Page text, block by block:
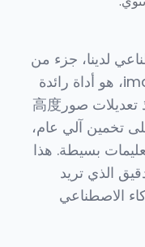
لدينا، جزء من
مجموعة image2image.ai، هو أداة رائدة
تفسر الأوامر النصية لتنفيذ تعديلات صور高度
تخمين آلي عام،
بسيطة. هذا
الذي تريد
الاصطناعي